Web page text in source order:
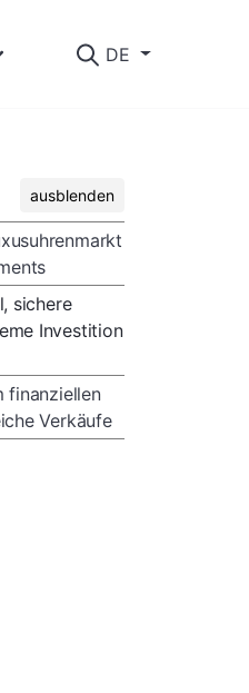
DE
ausblenden
sichere
Investition
finanziellen
Verkäufe